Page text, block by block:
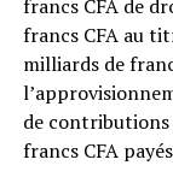
francs CFA de
francs CFA au
milliards de
de
francs CFA